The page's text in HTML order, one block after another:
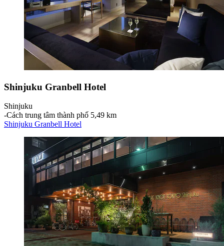
Shinjuku Granbell Hotel
Shinjuku
‐Cách trung tâm thành phố 5,49 km
Shinjuku Granbell Hotel